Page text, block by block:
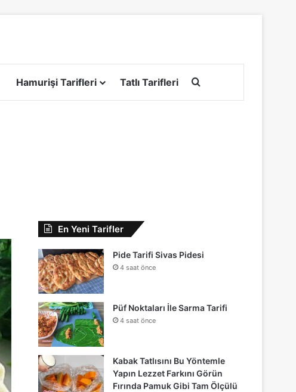
Hamurişi Tarifleri Tatlı Tarifleri
En Yeni Tarifler
Pide Tarifi Sivas Pidesi
4 saat önce
Püf Noktaları İle Sarma Tarifi
4 saat önce
Kabak Tatlısını Bu Yöntemle
Yapın Lezzet Farkını Görün
Fırında Pamuk Gibi Tam Ölçülü